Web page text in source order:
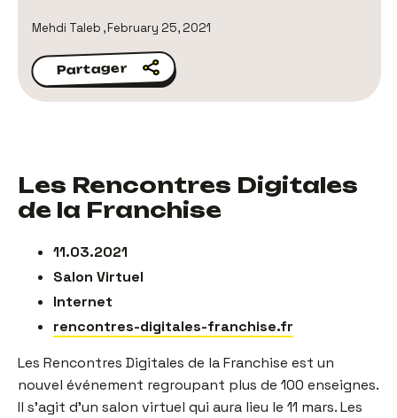
Mehdi Taleb ,February 25, 2021
Partager
Partager
Les Rencontres Digitales
de la Franchise
11.03.2021
Salon Virtuel
Internet
rencontres-digitales-franchise.fr
Les Rencontres Digitales de la Franchise est un
nouvel événement regroupant plus de 100 enseignes.
Il s’agit d’un salon virtuel qui aura lieu le 11 mars. Les